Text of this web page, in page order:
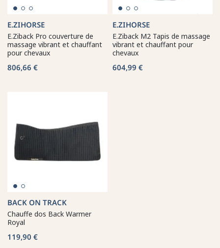
E.ZIHORSE
E.Ziback Pro couverture de
massage vibrant et chauffant
pour chevaux
806,66 €
E.ZIHORSE
E.Ziback M2 Tapis de massage
vibrant et chauffant pour
chevaux
604,99 €
BACK ON TRACK
Chauffe dos Back Warmer
Royal
119,90 €